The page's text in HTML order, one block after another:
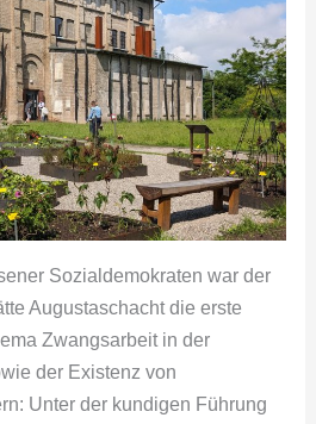
Sozialdemokraten war der
Augustaschacht die erste
Zwangsarbeit in der
der Existenz von
Unter der kundigen Führung